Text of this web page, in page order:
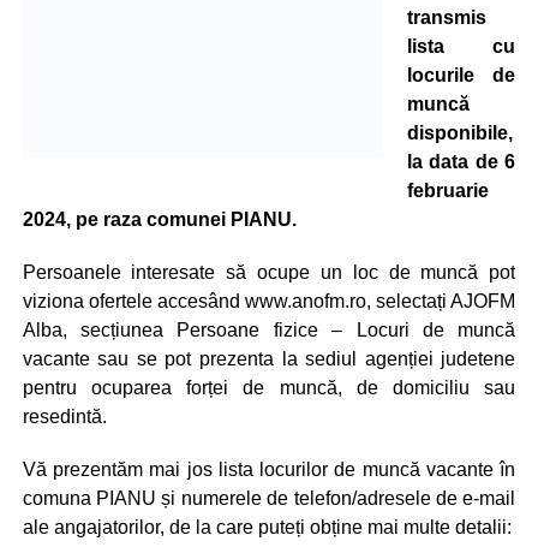
transmis
lista cu
locurile de
muncă
disponibile,
la data de 6
februarie
2024, pe raza comunei PIANU.
Persoanele interesate să ocupe un loc de muncă pot
viziona ofertele accesând www.anofm.ro, selectați AJOFM
Alba, secțiunea Persoane fizice – Locuri de muncă
vacante sau se pot prezenta la sediul agenției judetene
pentru ocuparea forței de muncă, de domiciliu sau
resedintă.
Vă prezentăm mai jos lista locurilor de muncă vacante în
comuna PIANU și numerele de telefon/adresele de e-mail
ale angajatorilor, de la care puteți obține mai multe detalii: